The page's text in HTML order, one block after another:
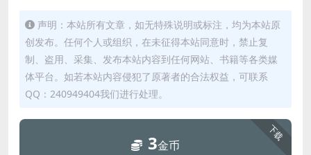
声明：本站所有文章，如无特殊说明或标注，均为本站原
创发布。任何个人或组织，在未征得本站同意时，禁止复
制、盗用、采集、发布本站内容到任何网站、书籍等各类媒
体平台。如若本站内容侵犯了原著者的合法权益，可联系
QQ：240949404我们进行处理。
下载
3金币